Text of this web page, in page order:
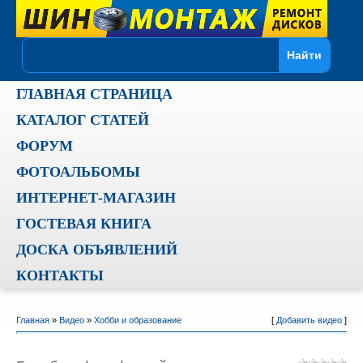
ГЛАВНАЯ СТРАНИЦА
КАТАЛОГ СТАТЕЙ
ФОРУМ
ФОТОАЛЬБОМЫ
ИНТЕРНЕТ-МАГАЗИН
ГОСТЕВАЯ КНИГА
ДОСКА ОБЪЯВЛЕНИЙ
КОНТАКТЫ
Главная» Видео» Хобби и образование [ Добавить видео]